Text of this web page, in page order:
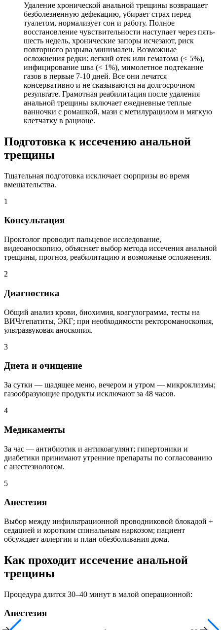
Удаление хронической анальной трещины возвращает
безболезненную дефекацию, убирает страх перед
туалетом, нормализует сон и работу. Полное
восстановление чувствительности наступает через пять-
шесть недель, хронические запоры исчезают, риск
повторного разрыва минимален. Возможные
осложнения редки: легкий отек или гематома (< 5%),
инфицирование шва (< 1%), мимолетное подтекание
газов в первые 7-10 дней. Все они лечатся
консервативно и не сказываются на долгосрочном
результате. Грамотная реабилитация после удаления
анальной трещины включает ежедневные теплые
ванночки с ромашкой, мази с метилурацилом и мягкую
клетчатку в рационе.
Подготовка к иссечению анальной
трещины
Тщательная подготовка исключает сюрпризы во время
вмешательства.
1
Консультация
Проктолог проводит пальцевое исследование,
видеоаноскопию, объясняет выбор метода иссечения анальной
трещины, прогноз, реабилитацию и возможные осложнения.
2
Диагностика
Общий анализ крови, биохимия, коагулограмма, тесты на
ВИЧ/гепатиты, ЭКГ; при необходимости ректороманоскопия,
ультразвуковая аноскопия.
3
Диета и очищение
За сутки — щадящее меню, вечером и утром — микроклизмы;
газообразующие продукты исключают за 48 часов.
4
Медикаменты
За час — антибиотик и антикоагулянт; гипертоники и
диабетики принимают утренние препараты по согласованию
с анестезиологом.
5
Анестезия
Выбор между инфильтрационной проводниковой блокадой +
седацией и коротким спинальным наркозом; пациент
обсуждает аллергии и план обезболивания дома.
Как проходит иссечение анальной
трещины
Процедура длится 30–40 минут в малой операционной:
Анестезия